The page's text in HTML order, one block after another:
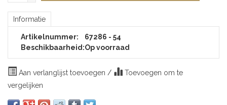
Informatie
Artikelnummer:
67286 - 54
Beschikbaarheid:Op voorraad
Aan verlanglijst toevoegen /
Toevoegen om te
vergelijken